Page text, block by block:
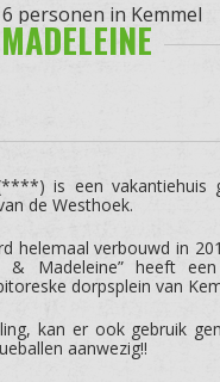
personen in Kemmel
is een vakantiehuis
de Westhoek.
helemaal verbouwd in
Madeleine” heeft
dorpsplein van
kan er ook gebruik
aanwezig!!